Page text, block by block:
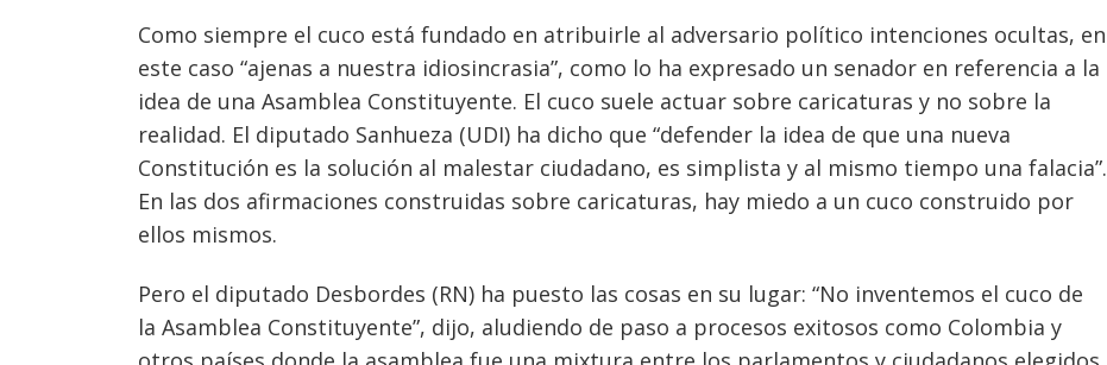
Como siempre el cuco está fundado en atribuirle al adversario político intenciones ocultas, en
este caso “ajenas a nuestra idiosincrasia”, como lo ha expresado un senador en referencia a la
idea de una Asamblea Constituyente. El cuco suele actuar sobre caricaturas y no sobre la
realidad. El diputado Sanhueza (UDI) ha dicho que “defender la idea de que una nueva
Constitución es la solución al malestar ciudadano, es simplista y al mismo tiempo una falacia”.
En las dos afirmaciones construidas sobre caricaturas, hay miedo a un cuco construido por
ellos mismos.
Pero el diputado Desbordes (RN) ha puesto las cosas en su lugar: “No inventemos el cuco de
la Asamblea Constituyente”, dijo, aludiendo de paso a procesos exitosos como Colombia y
Navegación